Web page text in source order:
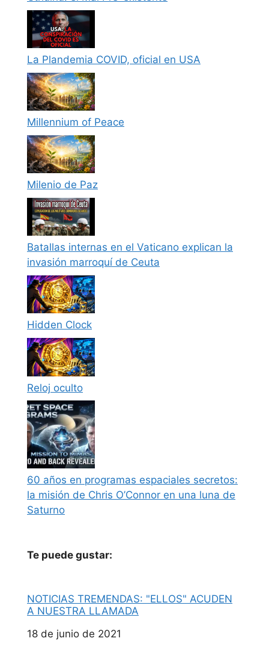
La Plandemia COVID, oficial en USA
Millennium of Peace
Milenio de Paz
Batallas internas en el Vaticano explican la
invasión marroquí de Ceuta
Hidden Clock
Reloj oculto
60 años en programas espaciales secretos:
la misión de Chris O’Connor en una luna de
Saturno
Te puede gustar:
NOTICIAS TREMENDAS: "ELLOS" ACUDEN
A NUESTRA LLAMADA
Fecha
18 de junio de 2021